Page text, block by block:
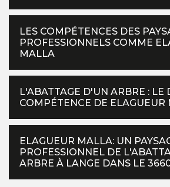
LES COMPÉTENCES DES
PROFESSIONNELS COMME
MALLA
L'ABATTAGE D'UN ARBRE : LE
COMPÉTENCE DE ELAGUEUR
ELAGUEUR MALLA: UN
PROFESSIONNEL DE
ARBRE À LANGE DANS LE